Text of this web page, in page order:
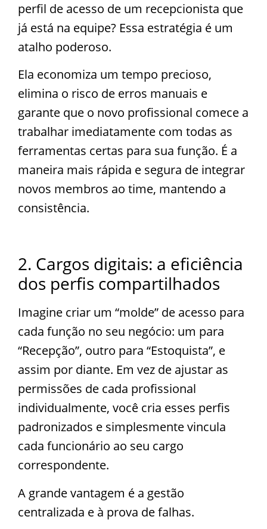
perfil de acesso de um recepcionista que
já está na equipe? Essa estratégia é um
atalho poderoso.
Ela economiza um tempo precioso,
elimina o risco de erros manuais e
garante que o novo profissional comece a
trabalhar imediatamente com todas as
ferramentas certas para sua função. É a
maneira mais rápida e segura de integrar
novos membros ao time, mantendo a
consistência.
2. Cargos digitais: a eficiência
dos perfis compartilhados
Imagine criar um “molde” de acesso para
cada função no seu negócio: um para
“Recepção”, outro para “Estoquista”, e
assim por diante. Em vez de ajustar as
permissões de cada profissional
individualmente, você cria esses perfis
padronizados e simplesmente vincula
cada funcionário ao seu cargo
correspondente.
A grande vantagem é a gestão
centralizada e à prova de falhas.